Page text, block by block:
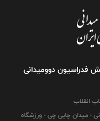
دوومیدانی
انقلاب
- میدان چایی چی - ورزشگاه